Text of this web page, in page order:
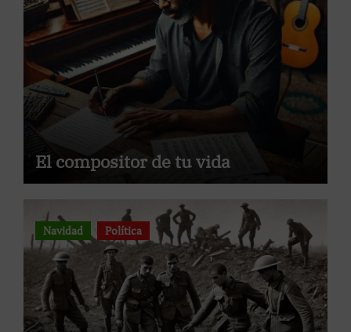
El compositor de tu vida
Navidad Política